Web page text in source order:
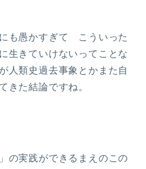
も愚かすぎて こういった
生きていけないってことな
人類史過去事象とかまた自
きた結論ですね。
の実践ができるまえのこの